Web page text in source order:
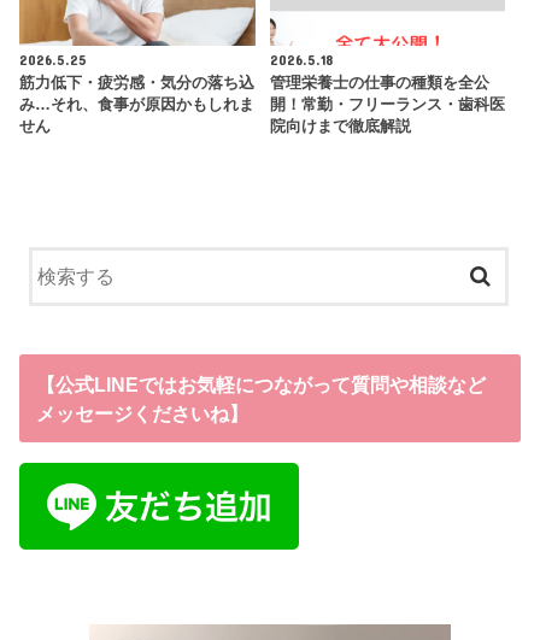
2026.5.25
筋力低下・疲労感・気分の落ち込
み…それ、食事が原因かもしれま
せん
2026.5.18
管理栄養士の仕事の種類を全公
開！常勤・フリーランス・歯科医
院向けまで徹底解説
【公式LINEではお気軽につながって質問や相談など
メッセージくださいね】